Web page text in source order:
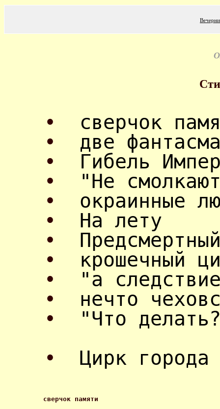
• сверчок
• две
• Гибель
•
"Не
• окраинные
• На лету
•
• крошечный
•
"а
• нечто
•
"Что
• Цирк
сверчок памяти